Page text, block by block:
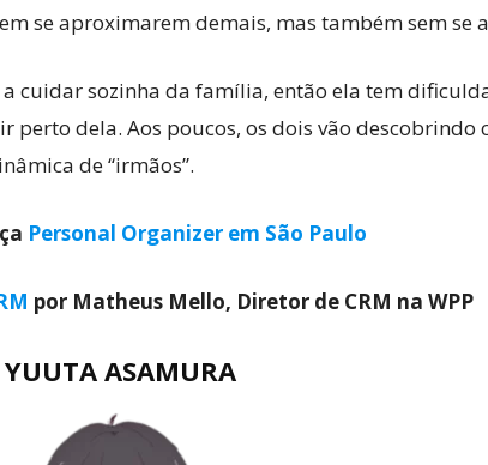
se aproximarem demais, mas também sem se
cuidar sozinha da família, então ela tem
dela. Aos poucos, os dois vão descobrindo
de “irmãos”.
Personal Organizer em São Paulo
por Matheus Mello, Diretor de CRM na WPP
YUUTA ASAMURA